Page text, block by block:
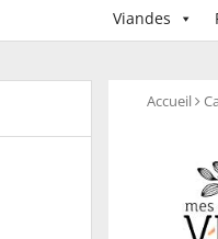
Viandes
Accueil